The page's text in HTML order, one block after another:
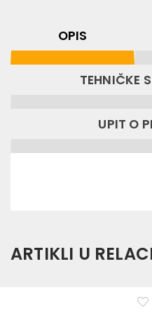
OPIS
TEHNIČKE
UPIT O
ARTIKLI U